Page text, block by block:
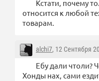
Кстати, почему
относится к любой
товарам.
alchi7, 12 Сентября
Ебу дали чтоли?
Хонды нах, сами